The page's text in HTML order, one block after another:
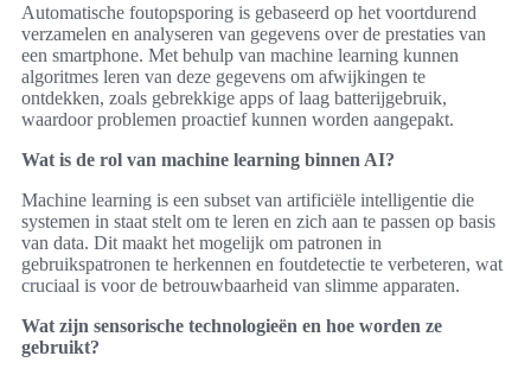
Automatische foutopsporing is gebaseerd op het voortdurend
verzamelen en analyseren van gegevens over de prestaties van
een smartphone. Met behulp van machine learning kunnen
algoritmes leren van deze gegevens om afwijkingen te
ontdekken, zoals gebrekkige apps of laag batterijgebruik,
waardoor problemen proactief kunnen worden aangepakt.
Wat is de rol van machine learning binnen AI?
Machine learning is een subset van artificiële intelligentie die
systemen in staat stelt om te leren en zich aan te passen op basis
van data. Dit maakt het mogelijk om patronen in
gebruikspatronen te herkennen en foutdetectie te verbeteren, wat
cruciaal is voor de betrouwbaarheid van slimme apparaten.
Wat zijn sensorische technologieën en hoe worden ze
gebruikt?